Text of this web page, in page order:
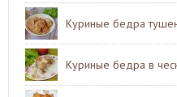
Куриные бедра
Куриные бедра в